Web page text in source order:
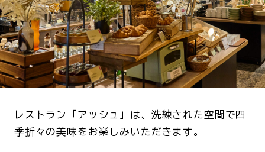
レストラン「アッシュ」は、洗練された空間で四
季折々の美味をお楽しみいただきます。